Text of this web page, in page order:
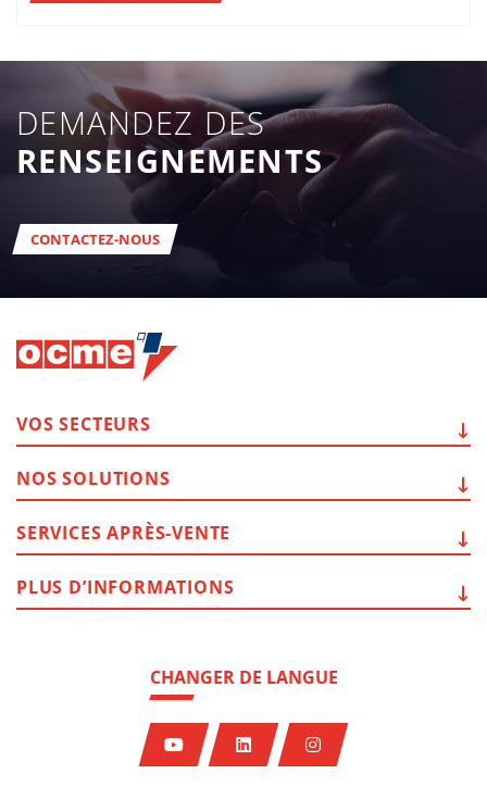
DEMANDEZ DES
RENSEIGNEMENTS
CONTACTEZ-NOUS
CHANGER DE LANGUE
VOS SECTEURS
NOS SOLUTIONS
SERVICES APRÈS-VENTE
PLUS D’INFORMATIONS